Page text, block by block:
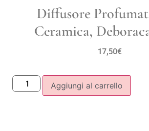
Diffusore
Ceramica,
17,50€
Aggiungi al carrello